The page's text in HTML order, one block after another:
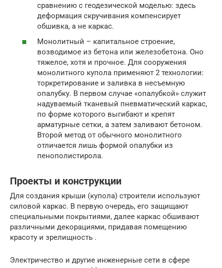
сравнению с геодезической моделью: здесь
деформация скручивания компенсирует
обшивка, а не каркас.
Монолитный – капитальное строение,
возводимое из бетона или железобетона. Оно
тяжелое, хотя и прочное. Для сооружения
монолитного купола применяют 2 технологии:
торкретирование и заливка в несъемную
опалубку. В первом случае «опалубкой» служит
надуваемый тканевый пневматический каркас,
по форме которого выгибают и крепят
арматурные сетки, а затем заливают бетоном.
Второй метод от обычного монолитного
отличается лишь формой опалубки из
пенополистирола.
Проекты и конструкции
Для создания крыши (купола) строители используют
силовой каркас. В первую очередь, его защищают
специальными покрытиями, далее каркас обшивают
различными декорациями, придавая помещению
красоту и зрелищность .
Электричество и другие инженерные сети в сфере